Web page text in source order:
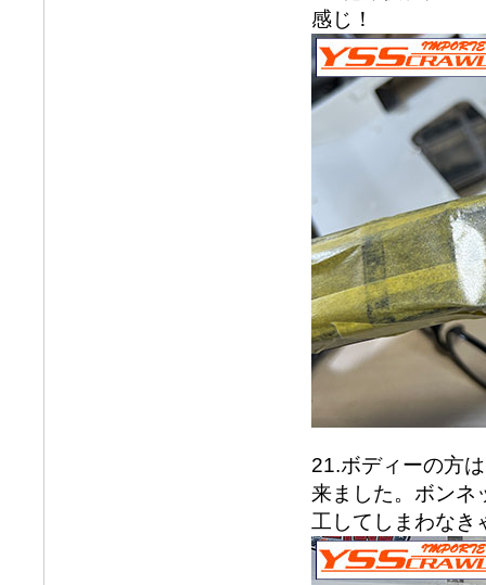
感じ！
21.ボディーの方
来ました。ボンネ
工してしまわなき